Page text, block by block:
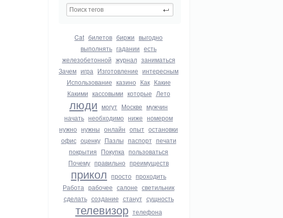
Cat билетов биржи выгодно
выполнять гадании есть
железобетонной журнал заниматься
Зачем игра Изготовление интересным
Использование казино Как Какие
Какими кассовыми которые Лето
люди могут Москве мужчин
начать необходимо ниже номером
нужно нужны онлайн опыт остановки
офис оценку Пазлы паспорт печати
покрытия Покупка пользоваться
Почему правильно преимуществ
прикол просто проходить
Работа рабочее салоне светильник
сделать создание станут сущность
телевизор телефона